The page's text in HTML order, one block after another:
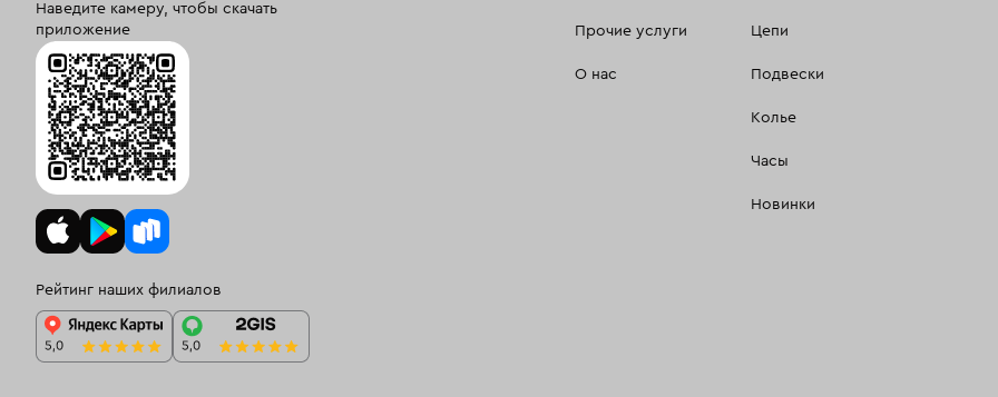
Прочие услуги
О нас
Цепи
Подвески
Колье
Часы
Новинки
Наведите камеру, чтобы скачать
приложение
Рейтинг наших филиалов